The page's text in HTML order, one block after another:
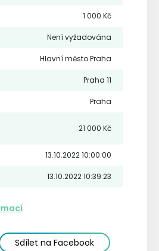
1 000 Kč
Není vyžadována
Hlavní město Praha
Praha 11
Praha
21 000 Kč
13.10.2022 10:00:00
13.10.2022 10:39:23
Sdílet na Facebook